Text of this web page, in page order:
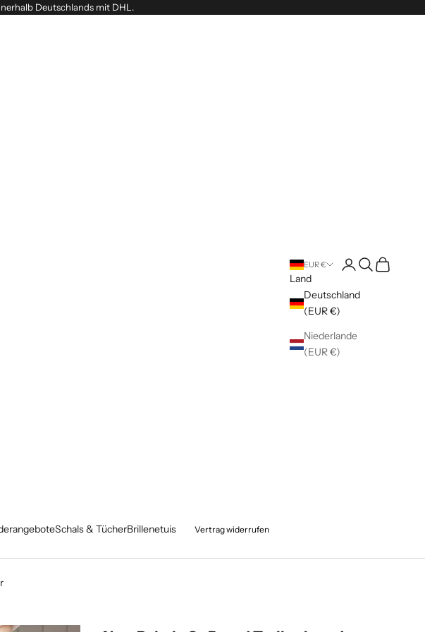
Deutschlands mit DHL.
Schals & TücherBrillenetuis Vertrag widerrufen
EUR €
Land
Deutschland
(EUR €)
Niederlande
(EUR €)
Anmelden
SuchenWarenkorb